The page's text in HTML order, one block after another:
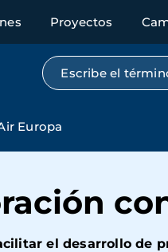
Proyectos
Búsqueda por
Europa
el desarrollo de